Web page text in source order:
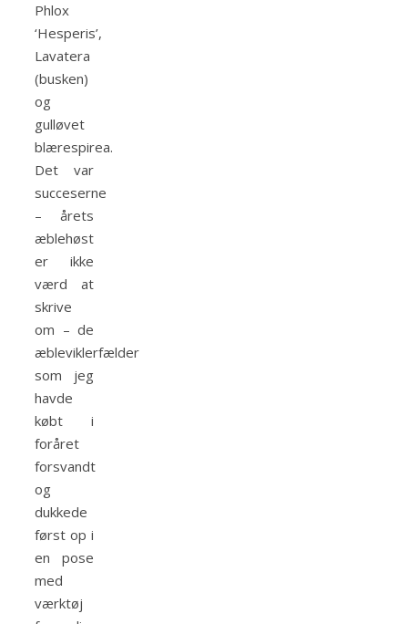
Phlox
‘Hesperis’,
Lavatera
(busken)
og
gulløvet
blærespirea.
Det var
succeserne
– årets
æblehøst
er ikke
værd at
skrive
om – de
æbleviklerfælder
som jeg
havde
købt i
foråret
forsvandt
og
dukkede
først op i
en pose
med
værktøj